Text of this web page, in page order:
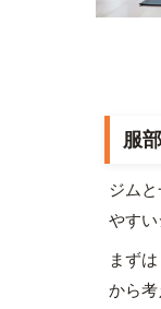
服
ジム
やすい
まず
から考